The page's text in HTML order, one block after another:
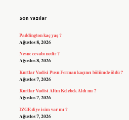
Son Yazılar
Paddington kaç yaş ?
Ağustos 8, 2026
Nesne cevabı nedir ?
Ağustos 8, 2026
Kurtlar Vadisi Pusu Ferman kaçıncı bölümde öldü ?
Ağustos 7, 2026
Kurtlar Vadisi Altın Kelebek Aldı mı ?
Ağustos 7, 2026
IZGE diye isim var mı ?
Ağustos 7, 2026